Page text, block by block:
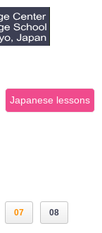
Japanese lessons
07 08